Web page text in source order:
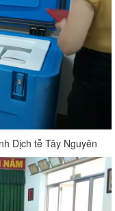
Dịch tễ Tây Nguyên